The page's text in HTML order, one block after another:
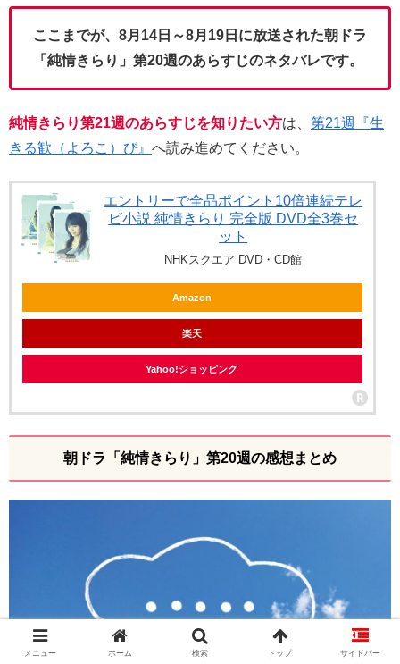
ここまでが、8月14日～8月19日に放送された朝ドラ
「純情きらり」第20週のあらすじのネタバレです。
純情きらり第21週のあらすじを知りたい方は、 第21週『生
きる歓（よろこ）び』 へ読み進めてください。
エントリーで全品ポイント10倍連続テレ
ビ小説 純情きらり 完全版 DVD全3巻セ
ット
NHKスクエア DVD・CD館
Amazon
楽天
Yahoo!ショッピング
朝ドラ「純情きらり」第20週の感想まとめ
メニュー ホーム 検索 トップ サイドバー